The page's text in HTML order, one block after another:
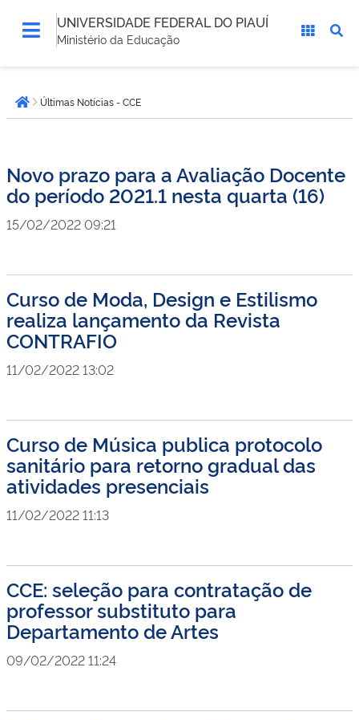
UNIVERSIDADE FEDERAL DO PIAUÍ
Ministério da Educação
está
aqui:Página inicial
Últimas Notícias - CCE
Novo prazo para a Avaliação Docente
do período 2021.1 nesta quarta (16)
15/02/2022 09:21
Curso de Moda, Design e Estilismo
realiza lançamento da Revista
CONTRAFIO
11/02/2022 13:02
Curso de Música publica protocolo
sanitário para retorno gradual das
atividades presenciais
11/02/2022 11:13
CCE: seleção para contratação de
professor substituto para
Departamento de Artes
09/02/2022 11:24